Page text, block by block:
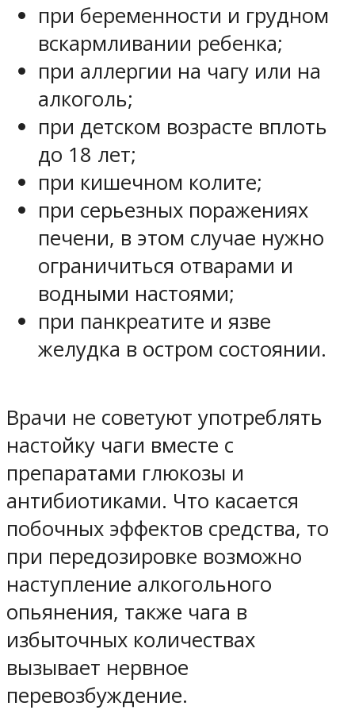
при беременности и грудном
вскармливании ребенка;
при аллергии на чагу или на
алкоголь;
при детском возрасте вплоть
до 18 лет;
при кишечном колите;
при серьезных поражениях
печени, в этом случае нужно
ограничиться отварами и
водными настоями;
при панкреатите и язве
желудка в остром состоянии.
Врачи не советуют употреблять
настойку чаги вместе с
препаратами глюкозы и
антибиотиками. Что касается
побочных эффектов средства, то
при передозировке возможно
наступление алкогольного
опьянения, также чага в
избыточных количествах
вызывает нервное
перевозбуждение.